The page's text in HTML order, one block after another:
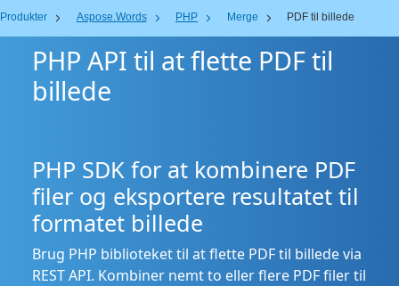
Produkter Aspose.Words PHP Merge PDF til billede
PHP API til at flette PDF til
billede
PHP SDK for at kombinere PDF
filer og eksportere resultatet til
formatet billede
Brug PHP biblioteket til at flette PDF til billede via
REST API. Kombiner nemt to eller flere PDF filer til